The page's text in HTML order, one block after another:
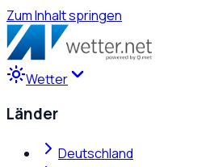
Zum Inhalt springen
Wetter
Länder
Deutschland